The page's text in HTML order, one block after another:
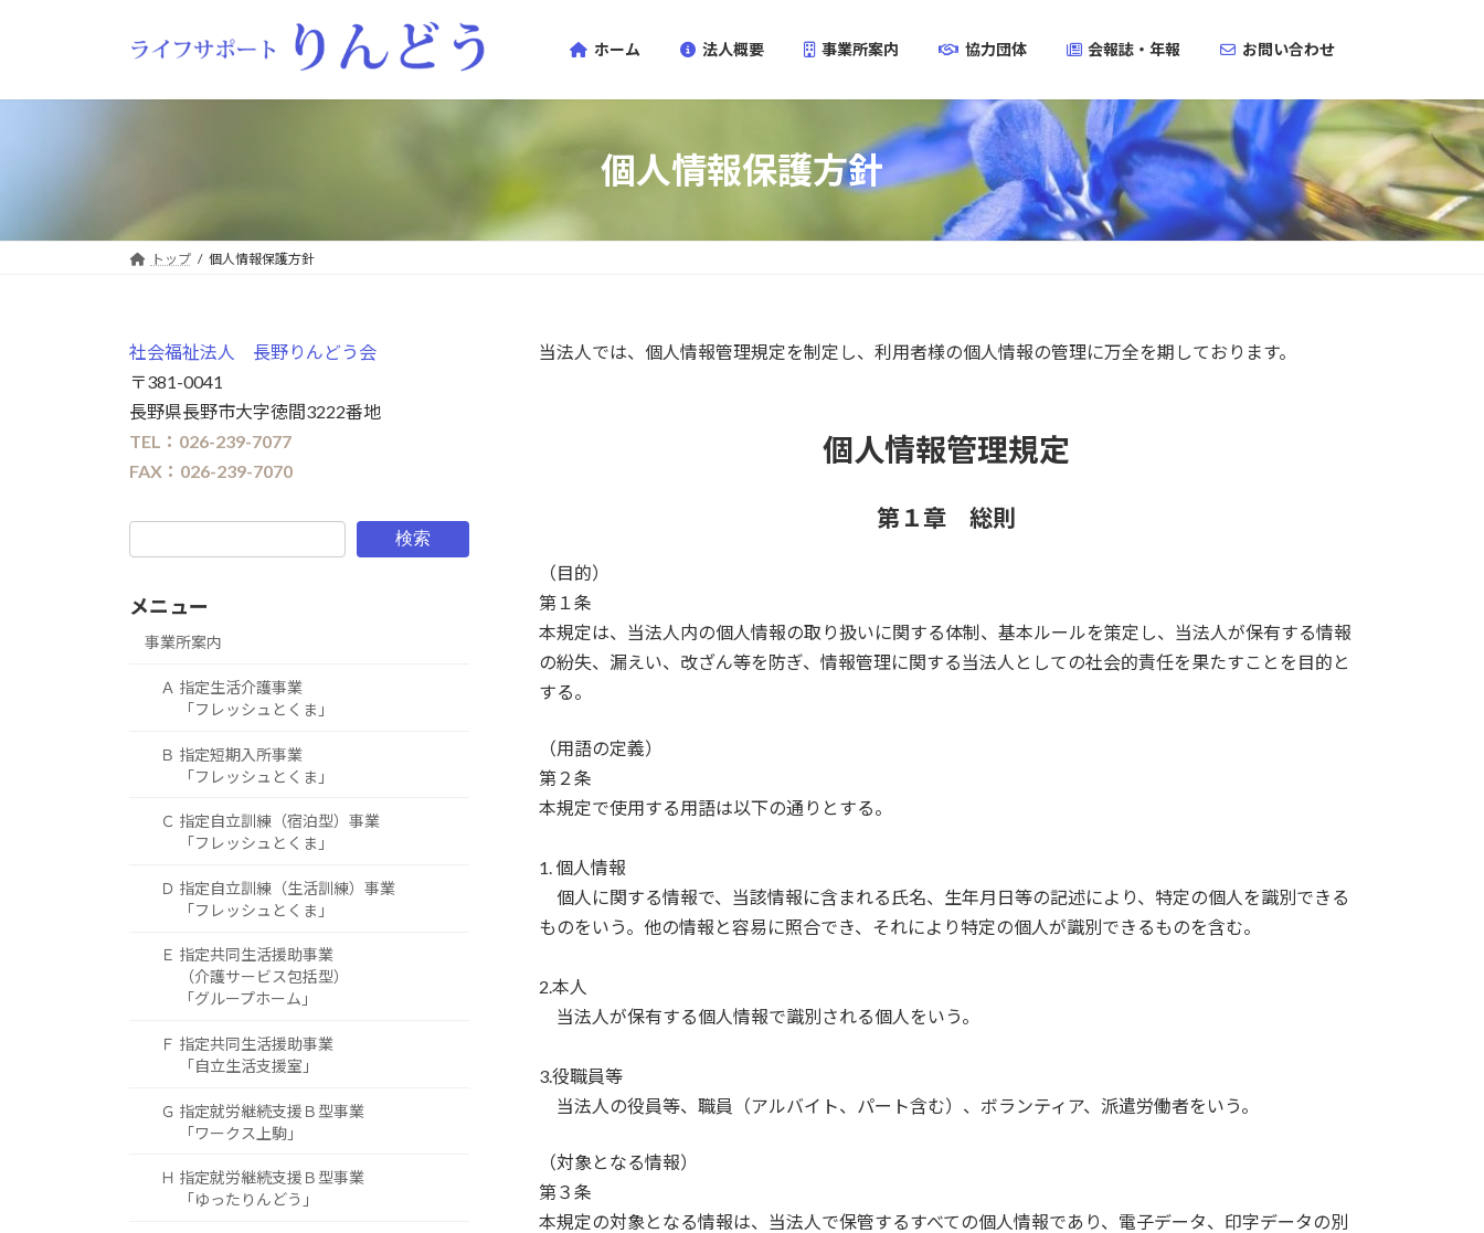
ホーム 法人概要 事業所案内 協力団体 会報誌・年報 お問い合わせ
個人情報保護方針
トップ 個人情報保護方針
当法人では、個人情報管理規定を制定し、利用者様の個人情報の管理に万全を期しております。
個人情報管理規定
第１章 総則
（目的）
第１条
本規定は、当法人内の個人情報の取り扱いに関する体制、基本ルールを策定し、当法人が保有する情報
の紛失、漏えい、改ざん等を防ぎ、情報管理に関する当法人としての社会的責任を果たすことを目的と
する。
（用語の定義）
第２条
本規定で使用する用語は以下の通りとする。
1. 個人情報
個人に関する情報で、当該情報に含まれる氏名、生年月日等の記述により、特定の個人を識別できる
ものをいう。他の情報と容易に照合でき、それにより特定の個人が識別できるものを含む。
2.本人
当法人が保有する個人情報で識別される個人をいう。
3.役職員等
当法人の役員等、職員（アルバイト、パート含む）、ボランティア、派遣労働者をいう。
（対象となる情報）
第３条
本規定の対象となる情報は、当法人で保管するすべての個人情報であり、電子データ、印字データの別
社会福祉法人 長野りんどう会
〒381-0041
長野県長野市大字徳間3222番地
TEL：026-239-7077
FAX：026-239-7070
検索
メニュー
事業所案内
Ａ 指定生活介護事業
「フレッシュとくま」
Ｂ 指定短期入所事業
「フレッシュとくま」
Ｃ 指定自立訓練（宿泊型）事業
「フレッシュとくま」
Ｄ 指定自立訓練（生活訓練）事業
「フレッシュとくま」
Ｅ 指定共同生活援助事業
（介護サービス包括型）
「グループホーム」
Ｆ 指定共同生活援助事業
「自立生活支援室」
Ｇ 指定就労継続支援Ｂ型事業
「ワークス上駒」
Ｈ 指定就労継続支援Ｂ型事業
「ゆったりんどう」